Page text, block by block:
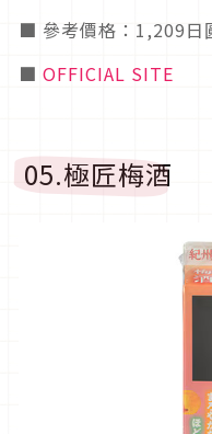
■ 參考價格：1,209日
■ OFFICIAL SITE
05.極匠梅酒